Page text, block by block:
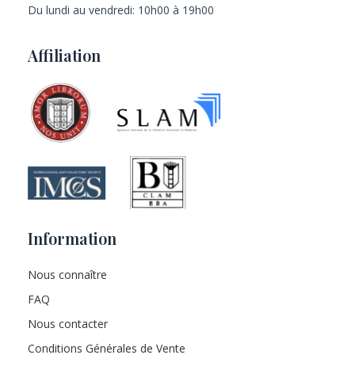
Du lundi au vendredi: 10h00 à 19h00
Affiliation
Information
Nous connaître
FAQ
Nous contacter
Conditions Générales de Vente